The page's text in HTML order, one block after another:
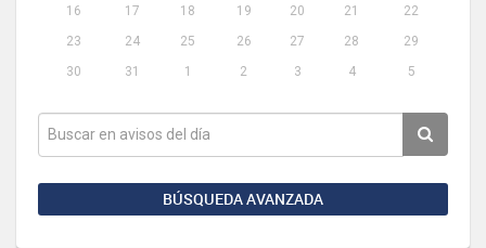
16
17 18 19 20 21
22
23
24 25 26 27 28
29
30
31 1 2 3 4 5
BÚSQUEDA AVANZADA